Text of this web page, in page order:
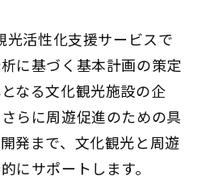
活性化支援サービスで
に基づく基本計画の策定
なる文化観光施設の企
らに周遊促進のための具
発まで、文化観光と周遊
にサポートします。